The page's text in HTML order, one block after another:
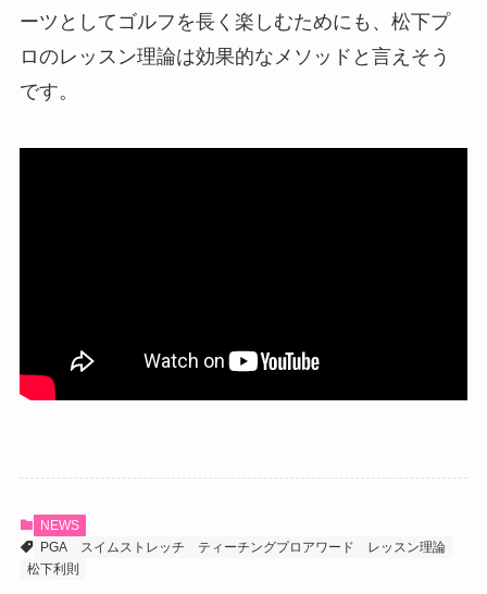
ーツとしてゴルフを長く楽しむためにも、松下プ
ロのレッスン理論は効果的なメソッドと言えそう
です。
NEWS
PGA
スイムストレッチ ティーチングプロアワード
レッスン理論
松下利則